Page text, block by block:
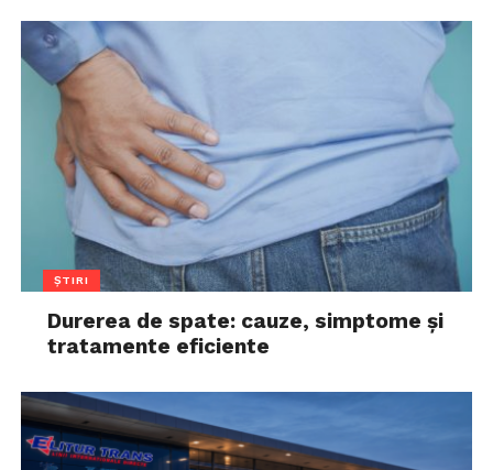
ȘTIRI
Durerea de spate: cauze, simptome și
tratamente eficiente